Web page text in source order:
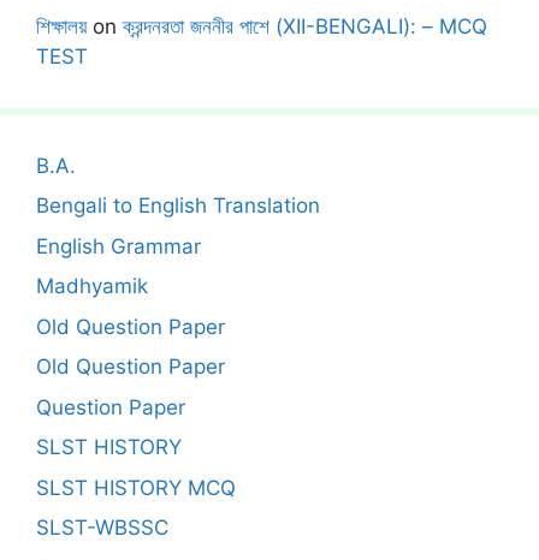
শিক্ষালয়onক্রন্দনরতা জননীর পাশে (XII-BENGALI): – MCQ
TEST
B.A.
Bengali to English Translation
English Grammar
Madhyamik
Old Question Paper
Old Question Paper
Question Paper
SLST HISTORY
SLST HISTORY MCQ
SLST-WBSSC